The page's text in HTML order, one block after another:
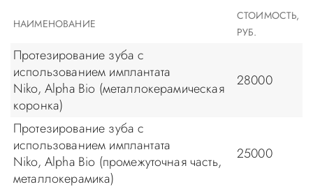
НАИМЕНОВАНИЕ
СТОИМОСТЬ,
РУБ.
Протезирование зуба с
использованием имплантата
Niko, Alpha Bio (металлокерамическая
коронка)
28000
Протезирование зуба с
использованием имплантата
Niko, Alpha Bio (промежуточная часть,
металлокерамика)
25000